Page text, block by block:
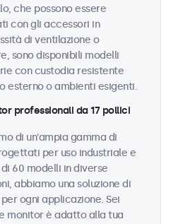
che possono essere
con gli accessori in
di ventilazione o
sono disponibili modelli
con custodia resistente
esterno o ambienti esigenti.
professionali da 17 pollici
di un'ampia gamma di
per uso industriale e
60 modelli in diverse
abbiamo una soluzione di
ogni applicazione. Sei
monitor è adatto alla tua